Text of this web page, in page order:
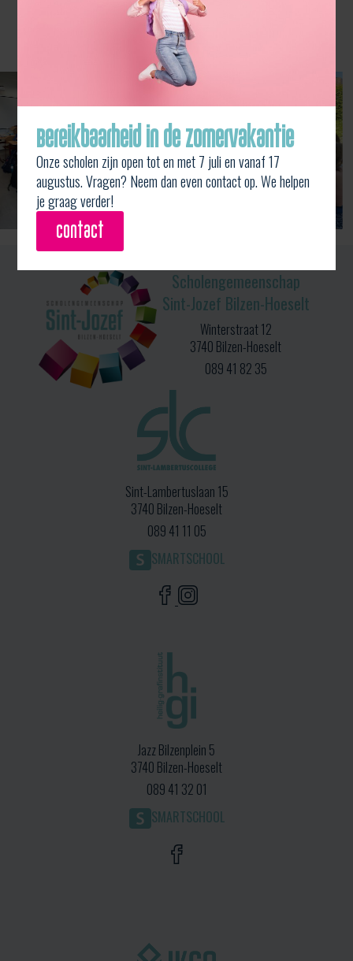
Scholengemeenschap
Sint-Jozef Bilzen-Hoeselt
Winterstraat 12
3740 Bilzen-Hoeselt
089 41 82 35
Sint-Lambertuslaan 15
3740 Bilzen-Hoeselt
089 41 11 05
SMARTSCHOOL
Jazz Bilzenplein 5
3740 Bilzen-Hoeselt
089 41 32 01
SMARTSCHOOL
Bereikbaarheid in de zomervakantie
Onze scholen zijn open tot en met 7 juli en vanaf 17
augustus. Vragen? Neem dan even contact op. We helpen
je graag verder!
contact